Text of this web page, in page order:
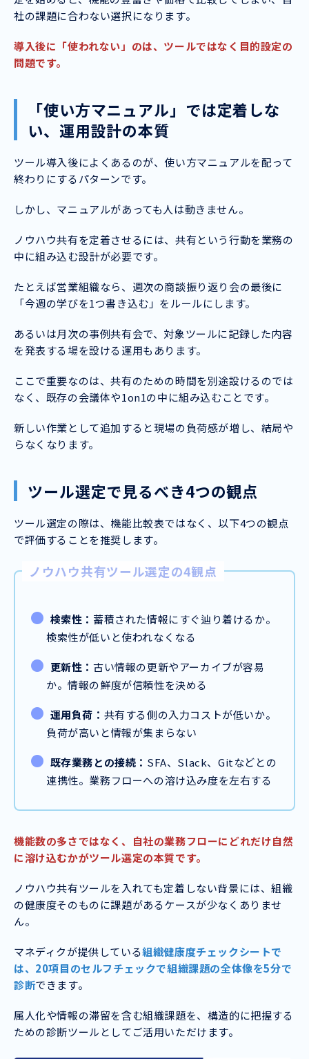
社の課題に合わない選択になります。
導入後に「使われない」のは、ツールではなく目的設定の
問題です。
「使い方マニュアル」では定着しな
い、運用設計の本質
ツール導入後によくあるのが、使い方マニュアルを配って
終わりにするパターンです。
しかし、マニュアルがあっても人は動きません。
ノウハウ共有を定着させるには、共有という行動を業務の
中に組み込む設計が必要です。
たとえば営業組織なら、週次の商談振り返り会の最後に
「今週の学びを1つ書き込む」をルールにします。
あるいは月次の事例共有会で、対象ツールに記録した内容
を発表する場を設ける運用もあります。
ここで重要なのは、共有のための時間を別途設けるのでは
なく、既存の会議体や1on1の中に組み込むことです。
新しい作業として追加すると現場の負荷感が増し、結局や
らなくなります。
ツール選定で見るべき4つの観点
ツール選定の際は、機能比較表ではなく、以下4つの観点
で評価することを推奨します。
ノウハウ共有ツール選定の4観点
検索性： 蓄積された情報にすぐ辿り着けるか。
検索性が低いと使われなくなる
更新性：古い情報の更新やアーカイブが容易
か。情報の鮮度が信頼性を決める
運用負荷： 共有する側の入力コストが低いか。
負荷が高いと情報が集まらない
既存業務との接続： SFA、Slack、Gitなどとの
連携性。業務フローへの溶け込み度を左右する
機能数の多さではなく、自社の業務フローにどれだけ自然
に溶け込むかがツール選定の本質です。
ノウハウ共有ツールを入れても定着しない背景には、組織
の健康度そのものに課題があるケースが少なくありませ
ん。
マネディクが提供している組織健康度チェックシートで
は、20項目のセルフチェックで組織課題の全体像を5分で
診断できます。
属人化や情報の滞留を含む組織課題を、構造的に把握する
ための診断ツールとしてご活用いただけます。